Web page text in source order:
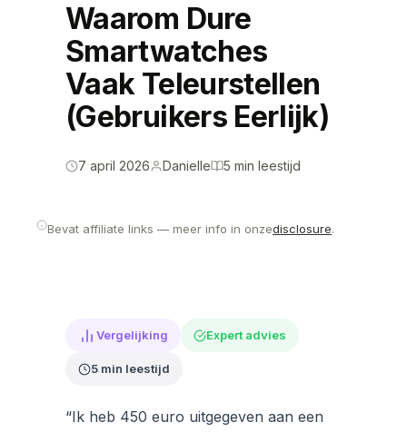
Waarom Dure
Smartwatches
Vaak Teleurstellen
(Gebruikers Eerlijk)
7 april 2026 Danielle 5 min leestijd
Bevat affiliate links — meer info in onzedisclosure.
Vergelijking Expert advies
5 min leestijd
“Ik heb 450 euro uitgegeven aan een